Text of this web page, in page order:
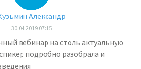
Александр
30.04.2019 07:15
вебинар на столь актуальную
подробно разобрала и